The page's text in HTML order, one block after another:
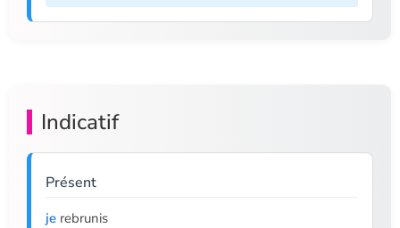
Indicatif
Présent
je rebrunis